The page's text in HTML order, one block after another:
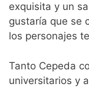
exquisita y un
gustaría que se
los personajes
Tanto Cepeda
universitarios y